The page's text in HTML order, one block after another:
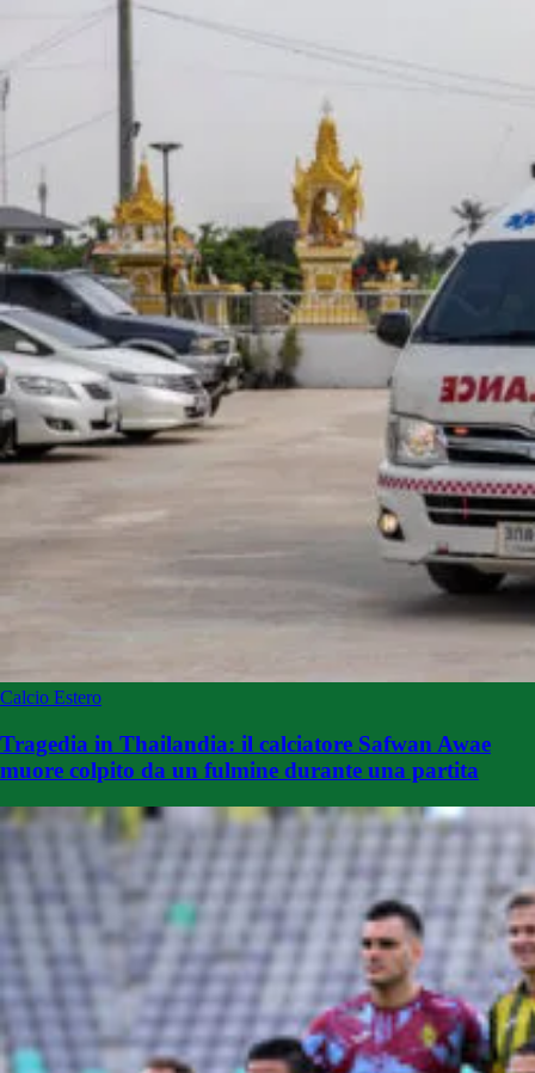
Calcio Estero
Tragedia in Thailandia: il calciatore Safwan Awae
muore colpito da un fulmine durante una partita